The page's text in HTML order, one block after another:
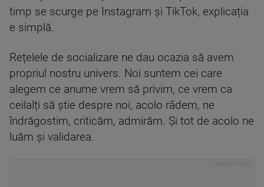
timp se scurge pe Instagram și TikTok, explicația
e simplă.
Rețelele de socializare ne dau ocazia să avem
propriul nostru univers. Noi suntem cei care
alegem ce anume vrem să privim, ce vrem ca
ceilalți să știe despre noi, acolo râdem, ne
îndrăgostim, criticăm, admirăm. Și tot de acolo ne
luăm și validarea.